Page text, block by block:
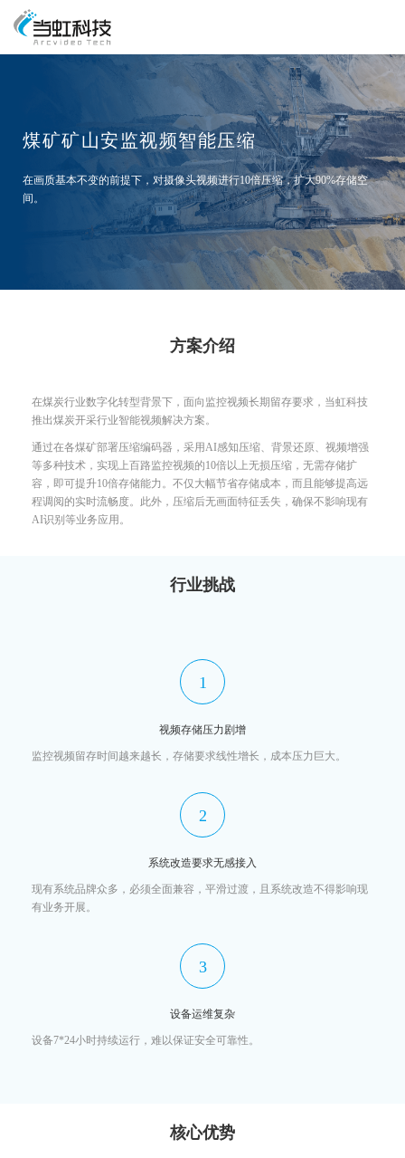
煤矿矿山安监视频智能压缩
在画质基本不变的前提下，对摄像头视频进行10倍压缩，扩大90%存储空
间。
方案介绍
在煤炭行业数字化转型背景下，面向监控视频长期留存要求，当虹科技
推出煤炭开采行业智能视频解决方案。
通过在各煤矿部署压缩编码器，采用AI感知压缩、背景还原、视频增强
等多种技术，实现上百路监控视频的10倍以上无损压缩，无需存储扩
容，即可提升10倍存储能力。不仅大幅节省存储成本，而且能够提高远
程调阅的实时流畅度。此外，压缩后无画面特征丢失，确保不影响现有
AI识别等业务应用。
行业挑战
1
视频存储压力剧增
监控视频留存时间越来越长，存储要求线性增长，成本压力巨大。
2
系统改造要求无感接入
现有系统品牌众多，必须全面兼容，平滑过渡，且系统改造不得影响现
有业务开展。
3
设备运维复杂
设备7*24小时持续运行，难以保证安全可靠性。
核心优势